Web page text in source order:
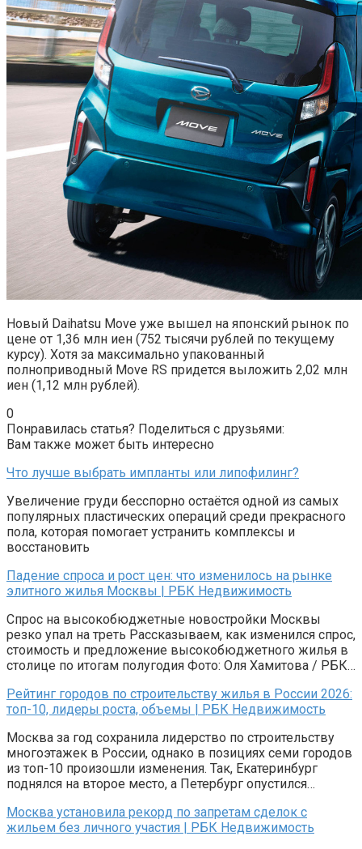
Новый Daihatsu Move уже вышел на японский рынок по
цене от 1,36 млн иен (752 тысячи рублей по текущему
курсу). Хотя за максимально упакованный
полноприводный Move RS придется выложить 2,02 млн
иен (1,12 млн рублей).
0
Понравилась статья? Поделиться с друзьями:
Вам также может быть интересно
Что лучше выбрать импланты или липофилинг?
Увеличение груди бесспорно остаётся одной из самых
популярных пластических операций среди прекрасного
пола, которая помогает устранить комплексы и
восстановить
Падение спроса и рост цен: что изменилось на рынке
элитного жилья Москвы | РБК Недвижимость
Спрос на высокобюджетные новостройки Москвы
резко упал на треть Рассказываем, как изменился спрос,
стоимость и предложение высокобюджетного жилья в
столице по итогам полугодия Фото: Оля Хамитова / РБК…
Рейтинг городов по строительству жилья в России 2026:
топ-10, лидеры роста, объемы | РБК Недвижимость
Москва за год сохранила лидерство по строительству
многоэтажек в России, однако в позициях семи городов
из топ-10 произошли изменения. Так, Екатеринбург
поднялся на второе место, а Петербург опустился…
Москва установила рекорд по запретам сделок с
жильем без личного участия | РБК Недвижимость